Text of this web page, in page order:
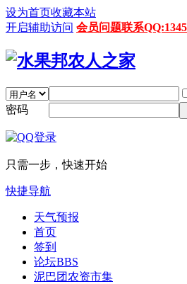
设为首页收藏本站
开启辅助访问 会员问题联系
密码
只需一步，快速开始
快捷导航
天气预报
首页
签到
论坛BBS
泥巴团农资市集